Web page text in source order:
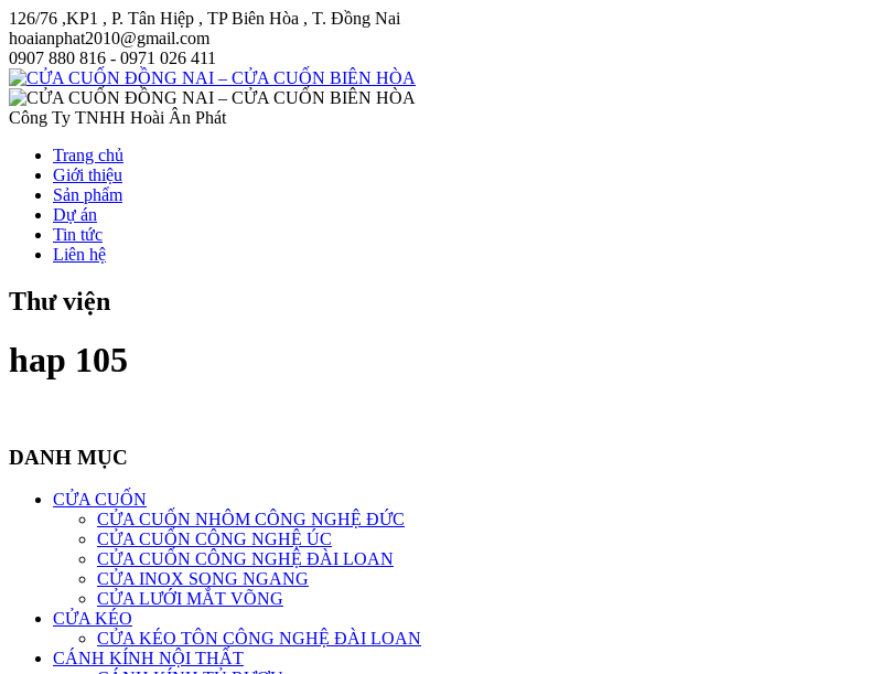
126/76 ,KP1 , P. Tân Hiệp , TP Biên Hòa , T. Đồng Nai
hoaianphat2010@gmail.com
0907 880 816 - 0971 026 411
Công Ty TNHH Hoài Ân Phát
Trang chủ
Giới thiệu
Sản phẩm
Dự án
Tin tức
Liên hệ
Thư viện
hap 105
DANH MỤC
CỬA CUỐN
CỬA CUỐN NHÔM CÔNG NGHỆ ĐỨC
CỬA CUỐN CÔNG NGHỆ ÚC
CỬA CUỐN CÔNG NGHỆ ĐÀI LOAN
CỬA INOX SONG NGANG
CỬA LƯỚI MẮT VÕNG
CỬA KÉO
CỬA KÉO TÔN CÔNG NGHỆ ĐÀI LOAN
CÁNH KÍNH NỘI THẤT